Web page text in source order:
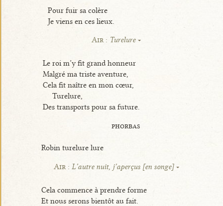
Pour fuir sa colère
Je viens en ces lieux.
Air : Turelure
Le roi m’y fit grand honneur
Malgré ma triste aventure,
Cela fit naître en mon cœur,
Turelure,
Des transports pour sa future.
phorbas
Robin turelure lure
Air : L’autre nuit, j’aperçus [en songe]
Cela commence à prendre forme
Et nous serons bientôt au fait.